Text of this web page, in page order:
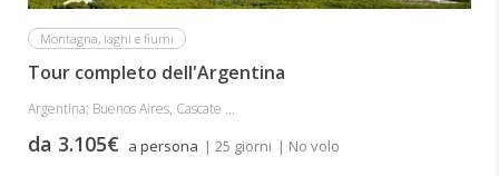
Montagna, laghi e fiumi
Tour completo dell'Argentina
Argentina: Buenos Aires, Cascate ...
da 3.105€ a persona | 25 giorni | No volo